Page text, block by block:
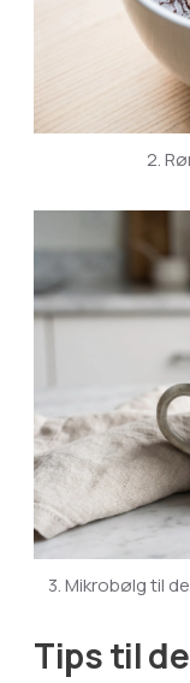
2.
3. Mikrobølg til
Tips til